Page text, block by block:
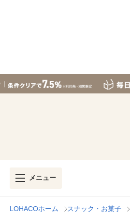
メニュー
LOHACOホーム スナック・お菓子